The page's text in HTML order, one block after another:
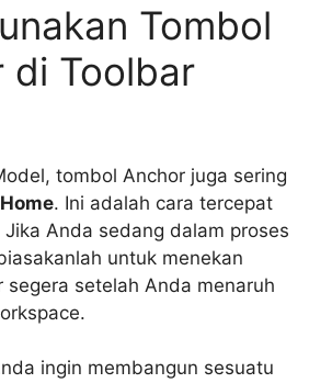
Tombol
di Toolbar
tombol Anchor juga sering
Home. Ini adalah cara tercepat
Anda sedang dalam proses
untuk menekan
segera setelah Anda menaruh
ingin membangun sesuatu